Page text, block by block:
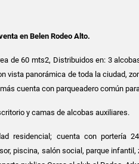
en Belen Rodeo Alto.
de 60 mts2, Distribuidos en: 3
vista panorámica de toda la ciudad,
cuenta con parqueadero común
y camas de alcobas auxiliares.
residencial; cuenta con portería
piscina, salón social, parque